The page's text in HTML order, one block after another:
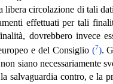
libera circolazione di tali
effettuati per tali
dovrebbero invece
e del Consiglio (7).
siano necessariamente
salvaguardia contro, e la